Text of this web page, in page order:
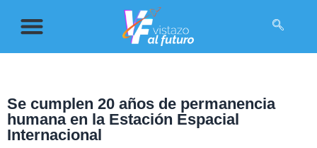
Se cumplen 20 años de permanencia
humana en la Estación Espacial
Internacional